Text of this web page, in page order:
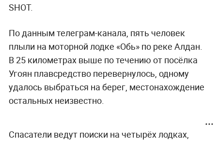
SHOT.
По данным телеграм-канала, пять человек
плыли на моторной лодке «Обь» по реке Алдан.
В 25 километрах выше по течению от посёлка
Угоян плавсредство перевернулось, одному
удалось выбраться на берег, местонахождение
остальных неизвестно.
Спасатели ведут поиски на четырёх лодках,